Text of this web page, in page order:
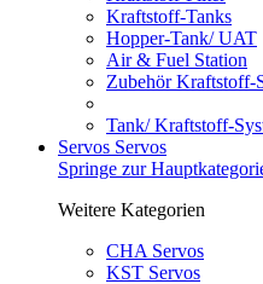
Kraftstoff-Tanks
Hopper-Tank/ UAT
Air & Fuel Station
Zubehör Kraftstoff-
Tank/ Kraftstoff-
Servos Servos
Springe zur
Weitere Kategorien
CHA Servos
KST Servos